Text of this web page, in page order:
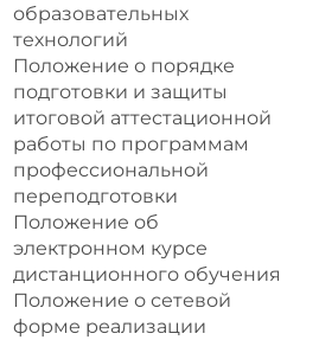
образовательных
технологий
Положение о порядке
подготовки и защиты
итоговой аттестационной
работы по программам
профессиональной
переподготовки
Положение об
электронном курсе
дистанционного обучения
Положение о сетевой
форме реализации